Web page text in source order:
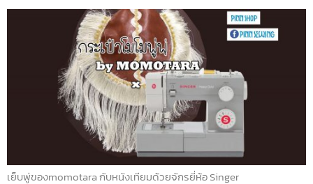
เย็บพู่ของmomotara กับหนังเทียมด้วยจักรยี่ห้อ Singer